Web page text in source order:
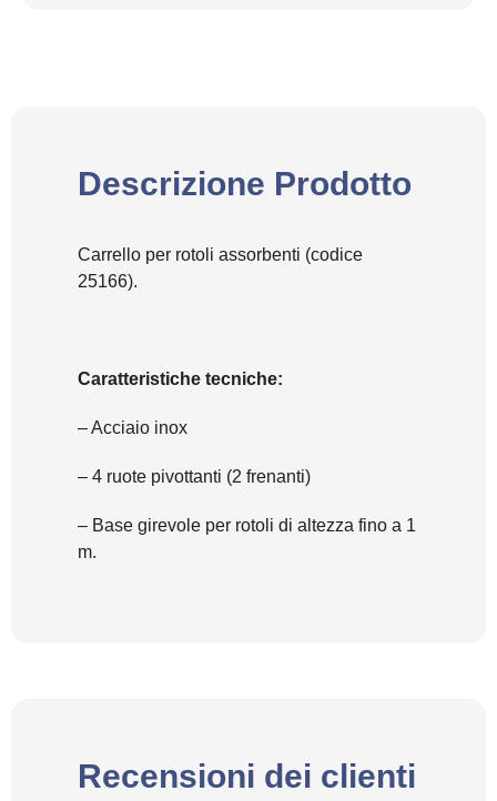
Descrizione Prodotto
Carrello per rotoli assorbenti (codice
25166).
Caratteristiche tecniche:
– Acciaio inox
– 4 ruote pivottanti (2 frenanti)
– Base girevole per rotoli di altezza fino a 1
m.
Recensioni dei clienti